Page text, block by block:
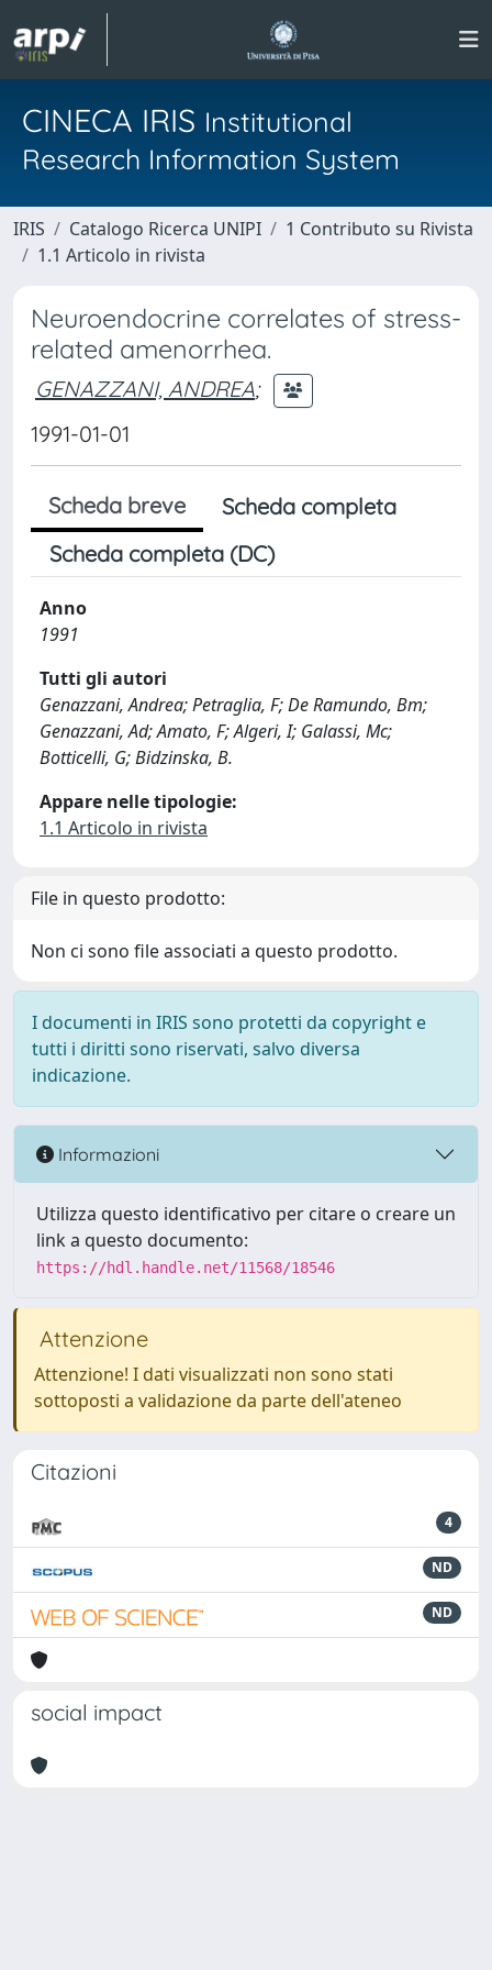
CINECA IRIS Institutional
Research Information System
IRIS Catalogo Ricerca UNIPI
1 Contributo su Rivista
1.1 Articolo in rivista
Neuroendocrine correlates of stress-
related amenorrhea.
GENAZZANI, ANDREA;
1991-01-01
Scheda breve
Scheda completa
Scheda completa (DC)
Anno
1991
Tutti gli autori
Genazzani, Andrea; Petraglia, F; De Ramundo, Bm;
Genazzani, Ad; Amato, F; Algeri, I; Galassi, Mc;
Botticelli, G; Bidzinska, B.
Appare nelle tipologie:
1.1 Articolo in rivista
File in questo prodotto:
Non ci sono file associati a questo prodotto.
I documenti in IRIS sono protetti da copyright e
tutti i diritti sono riservati, salvo diversa
indicazione.
Informazioni
Utilizza questo identificativo per citare o creare un
link a questo documento:
https://hdl.handle.net/11568/18546
Attenzione
Attenzione! I dati visualizzati non sono stati
sottoposti a validazione da parte dell'ateneo
Citazioni
4
ND
ND
social impact